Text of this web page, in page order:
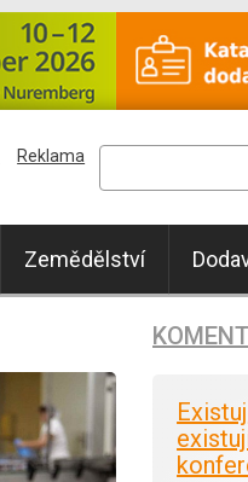
Zemědělství
Reklama